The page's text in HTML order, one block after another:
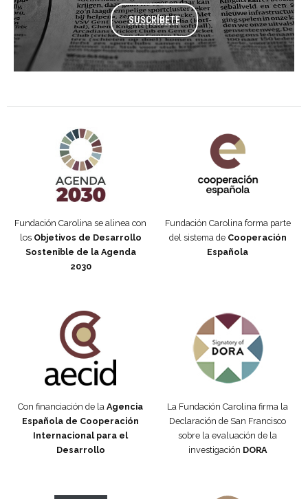
SUSCRÍBETE
Fundación Carolina se alinea con
los Objetivos de Desarrollo
Sostenible de la Agenda
2030
Fundación Carolina forma parte
del sistema de Cooperación
Española
Con financiación de la Agencia
Española de Cooperación
Internacional para el
Desarrollo
La Fundación Carolina firma la
Declaración de San Francisco
sobre la evaluación de la
investigación DORA